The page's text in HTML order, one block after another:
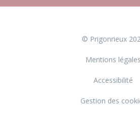
© Prigonrieux
Mentions légales
Accessibilité
Gestion des